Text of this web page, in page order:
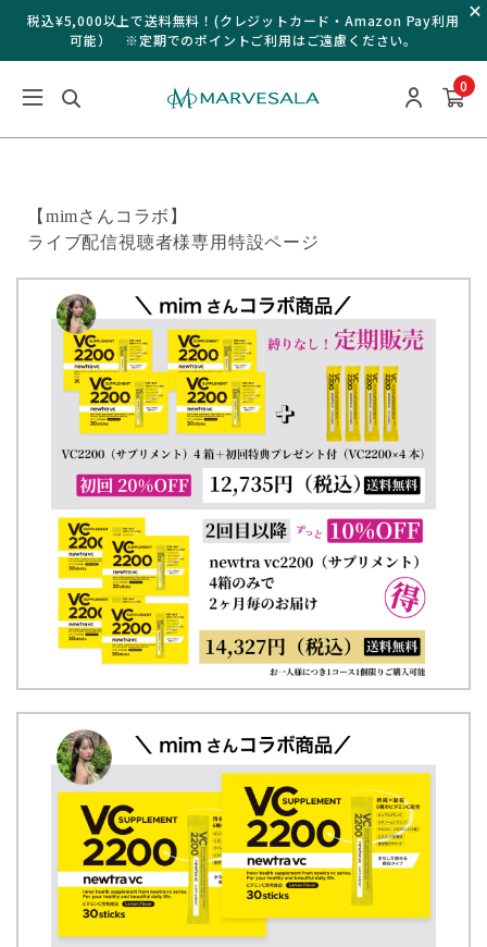
税込¥5,000以上で送料無料！(クレジットカード・Amazon Pay利用
可能） ※定期でのポイントご利用はご遠慮ください。
0
【mimさんコラボ】
ライブ配信視聴者様専用特設ページ